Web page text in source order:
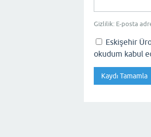
Gizlilik: E-posta
Eskişehir
okudum kabul